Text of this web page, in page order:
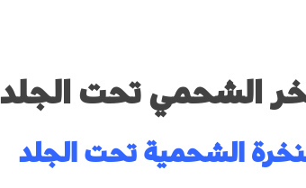
الشحمي تحت الجلد
الشحمية تحت الجلد